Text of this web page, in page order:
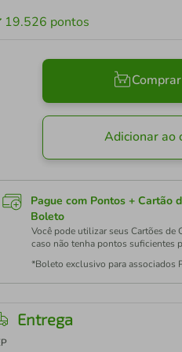
19.526 pontos
Adicionar ao
Pague com Pontos + Cartão
Boleto
Você pode utilizar seus Cartões de
caso não tenha pontos suficientes
*Boleto exclusivo para associados
Entrega